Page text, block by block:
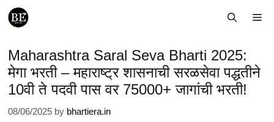
Skip
Maharashtra Saral Seva Bharti 2025:
मेगा भरती – महाराष्ट्र शासनाची सरळसेवा पद्धतीने
10वी ते पदवी पास वर 75000+ जागांची भरती!
08/06/2025 by bhartiera.in